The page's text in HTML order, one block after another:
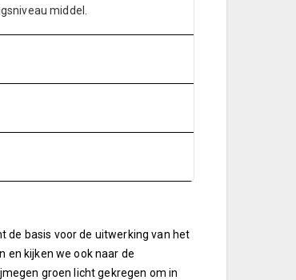
middel.
de basis voor de uitwerking van het
en kijken we ook naar de
groen licht gekregen om in